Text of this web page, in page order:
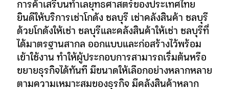
การค้าเสรีบนทำเลยุทธศาสตร์ของประเทศไทย
ยินดีให้บริการเช่าโกดัง ชลบุรี เช่าคลังสินค้า ชลบุรี
ด้วยโกดังให้เช่า ชลบุรีและคลังสินค้าให้เช่า ชลบุรีที่
ได้มาตรฐานสากล ออกแบบและก่อสร้างไว้พร้อม
เข้าใช้งาน ทำให้ผู้ประกอบการสามารถเริ่มต้นหรือ
ขยายธุรกิจได้ทันที มีขนาดให้เลือกอย่างหลากหลาย
ตามความเหมาะสมของธุรกิจ มีคลังสินค้าหลาก